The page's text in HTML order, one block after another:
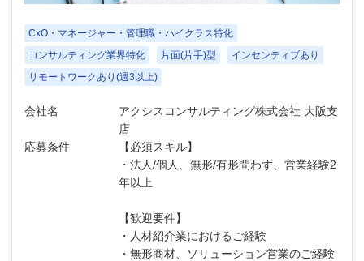
CxO・マネージャー・管理職・ハイクラス特化
コンサルティング業界特化
片面(片手)型
インセンティブあり
リモートワークあり(週3以上)
会社名
アクシスコンサルティング株式会社 大阪支
店
応募条件
【必須スキル】
・法人/個人、無形/有形問わず、営業経験2
年以上
【歓迎要件】
・人材紹介業におけるご経験
・無形商材、ソリューション営業のご経験